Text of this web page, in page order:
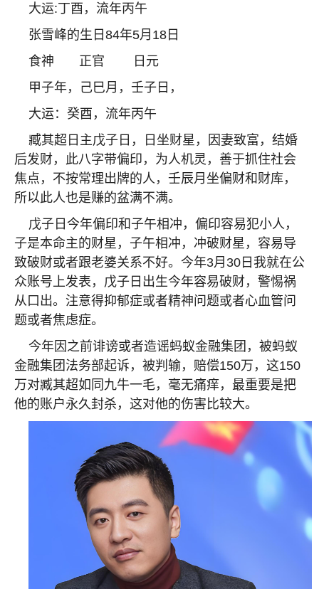
大运:丁酉，流年丙午
张雪峰的生日 84年5月 18 日
食神
正官
日元
甲子年，己巳月，壬子日，
大运：癸酉，流年丙午
臧其超日主戊子日，日坐财星，因妻致富，结婚
后发财，此八字带偏印，为人机灵，善于抓住社会
焦点，不按常理出牌的人，壬辰月坐偏财和财库，
所以此人也是赚的盆满不满。
戊子日今年偏印和子午相冲，偏印容易犯小人，
子是本命主的财星，子午相冲，冲破财星，容易导
致破财或者跟老婆关系不好。今年3月 30 日我就在公
众账号上发表，戊子日出生今年容易破财，警惕祸
从口出。注意得抑郁症或者精神问题或者心血管问
题或者焦虑症。
今年因之前诽谤或者造谣蚂蚁金融集团，被蚂蚁
金融集团法务部起诉，被判输，赔偿150万，这150
万对臧其超如同九牛一毛，毫无痛痒，最重要是把
他的账户永久封杀，这对他的伤害比较大。